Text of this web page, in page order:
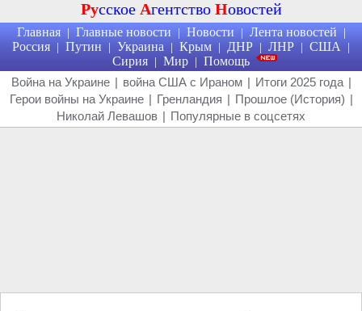
Русское Агентство Новостей
Главная | Главные новости | Новости | Лента новостей |
Россия | Путин | Украина | Крым | ДНР | ЛНР | США |
Сирия | Мир | Помощь
Война на Украине | война США с Ираном | Итоги 2025 года |
Герои войны на Украине | Гренландия | Прошлое (История) |
Николай Левашов | Популярные в соцсетях